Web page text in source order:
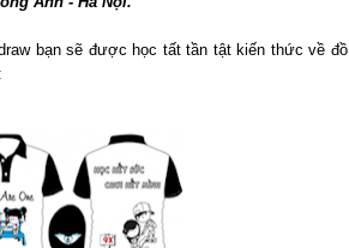
bạn sẽ được học tất tần tật kiến thức về đồ